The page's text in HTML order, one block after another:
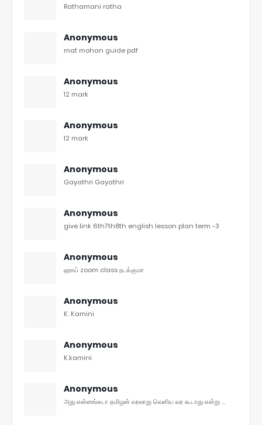
Rathamani ratha
Anonymous
mat mohan guide pdf
Anonymous
12 mark
Anonymous
12 mark
Anonymous
Gayathri Gayathri
Anonymous
give link 6th7th8th english lesson plan term -3
Anonymous
ஹாய் zoom class நடக்குமா
Anonymous
K. Kamini
Anonymous
K.kamini
Anonymous
அது என்னங்கடா தமிழன் வரலாறு வெளிய வர கூடாது என்று ...